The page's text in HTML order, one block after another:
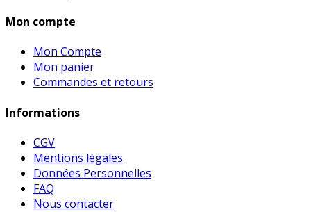
Mon compte
Mon Compte
Mon panier
Commandes et retours
Informations
CGV
Mentions légales
Données Personnelles
FAQ
Nous contacter